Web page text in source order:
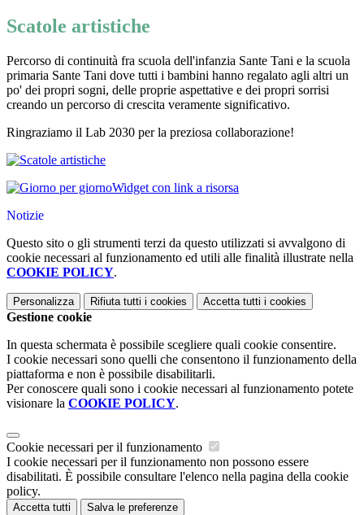
Scatole artistiche
Percorso di continuità fra scuola dell'infanzia Sante Tani e la scuola
primaria Sante Tani dove tutti i bambini hanno regalato agli altri un
po' dei propri sogni, delle proprie aspettative e dei propri sorrisi
creando un percorso di crescita veramente significativo.
Ringraziamo il Lab 2030 per la preziosa collaborazione!
Widget con link a risorsa
Notizie
Questo sito o gli strumenti terzi da questo utilizzati si avvalgono di
cookie necessari al funzionamento ed utili alle finalità illustrate nella
COOKIE POLICY.
Personalizza Rifiuta tutti i cookies Accetta tutti i cookies
Gestione cookie
In questa schermata è possibile scegliere quali cookie consentire.
I cookie necessari sono quelli che consentono il funzionamento della
piattaforma e non è possibile disabilitarli.
Per conoscere quali sono i cookie necessari al funzionamento potete
visionare la COOKIE POLICY.
Cookie necessari per il funzionamento
I cookie necessari per il funzionamento non possono essere
disabilitati. È possibile consultare l'elenco nella pagina della cookie
policy.
Accetta tutti Salva le preferenze